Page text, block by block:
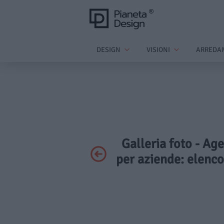
DESIGN VISIONI
Galleria foto -
per aziende: